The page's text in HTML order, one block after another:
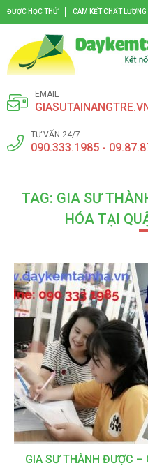
ĐƯỢC HỌC THỬ CAM KẾT CHẤT LƯỢNG
EMAIL
TƯ VẤN 24/7
090.333.1985 -
TAG: GIA SƯ
HÓA TẠI
GIA SƯ THÀNH ĐƯỢC –